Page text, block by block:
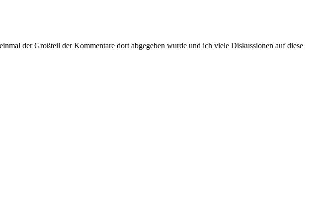
der Großteil der Kommentare dort abgegeben wurde und ich viele Diskussionen auf diese